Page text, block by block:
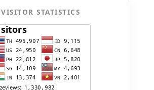
VISITOR STATISTICS